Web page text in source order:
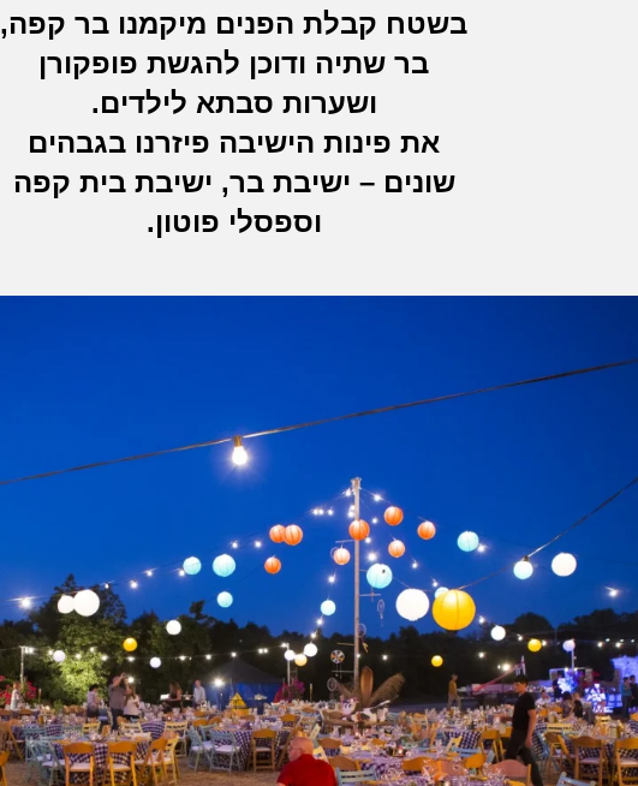
בשטח קבלת הפנים מיקמנו בר קפה,
בר שתיה ודוכן להגשת פופקורן
ושערות סבתא לילדים.
את פינות הישיבה פיזרנו בגבהים
שונים – ישיבת בר, ישיבת בית קפה
וספסלי פוטון.